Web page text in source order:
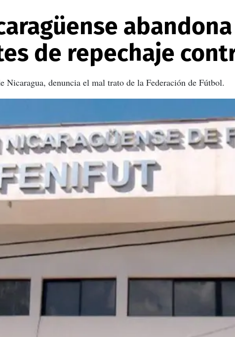
abandona
de repechaje
Nicaragua, denuncia el mal trato de la Federación de Fútbol.